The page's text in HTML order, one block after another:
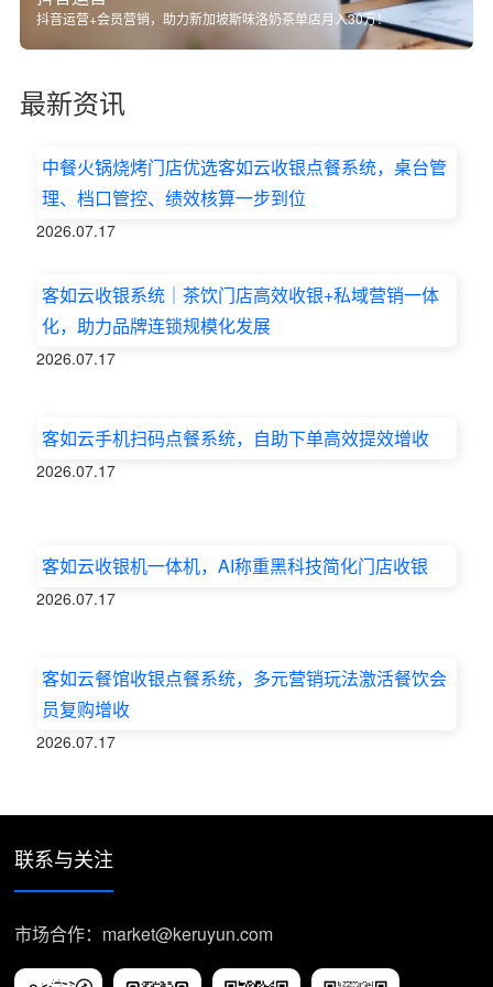
抖音运营+会员营销，助力新加坡斯味洛奶茶单店月入30万！
最新资讯
中餐火锅烧烤门店优选客如云收银点餐系统，桌台管
理、档口管控、绩效核算一步到位
2026.07.17
客如云收银系统｜茶饮门店高效收银+私域营销一体
化，助力品牌连锁规模化发展
2026.07.17
客如云手机扫码点餐系统，自助下单高效提效增收
2026.07.17
客如云收银机一体机，AI称重黑科技简化门店收银
2026.07.17
客如云餐馆收银点餐系统，多元营销玩法激活餐饮会
员复购增收
2026.07.17
联系与关注
市场合作：market@keruyun.com